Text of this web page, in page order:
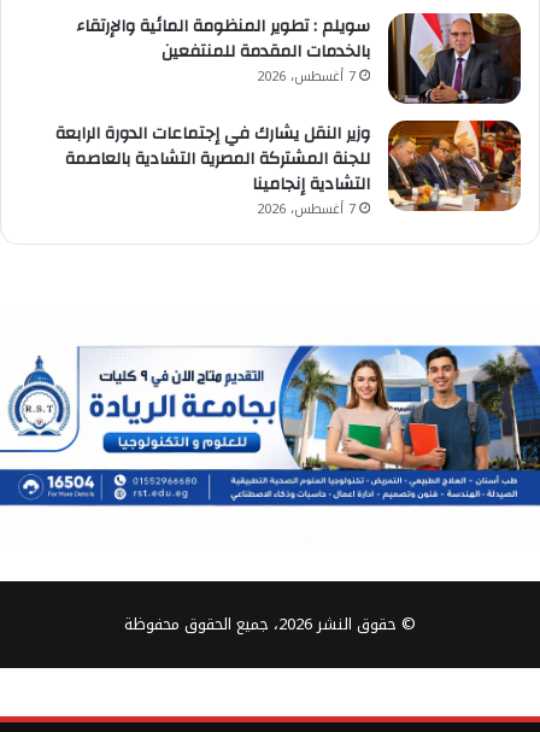
سويلم : تطوير المنظومة المائية والإرتقاء
بالخدمات المقدمة للمنتفعين
7 أغسطس، 2026
وزير النقل يشارك في إجتماعات الدورة الرابعة
للجنة المشتركة المصرية التشادية بالعاصمة
التشادية إنجامينا
7 أغسطس، 2026
© حقوق النشر 2026، جميع الحقوق محفوظة